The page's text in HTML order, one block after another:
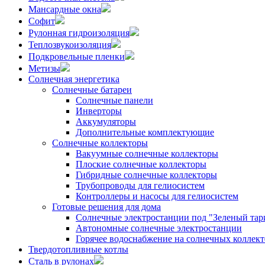
Мансардные окна
Софит
Рулонная гидроизоляция
Теплозвукоизоляция
Подкровельные пленки
Метизы
Солнечная энергетика
Солнечные батареи
Солнечные панели
Инверторы
Аккумуляторы
Дополнительные комплектующие
Солнечные коллекторы
Вакуумные солнечные коллекторы
Плоские солнечные коллекторы
Гибридные солнечные коллекторы
Трубопроводы для гелиосистем
Контроллеры и насосы для гелиосистем
Готовые решения для дома
Солнечные электростанции под "Зеленый
Автономные солнечные электростанции
Горячее водоснабжение на солнечных
Твердотопливные котлы
Сталь в рулонах